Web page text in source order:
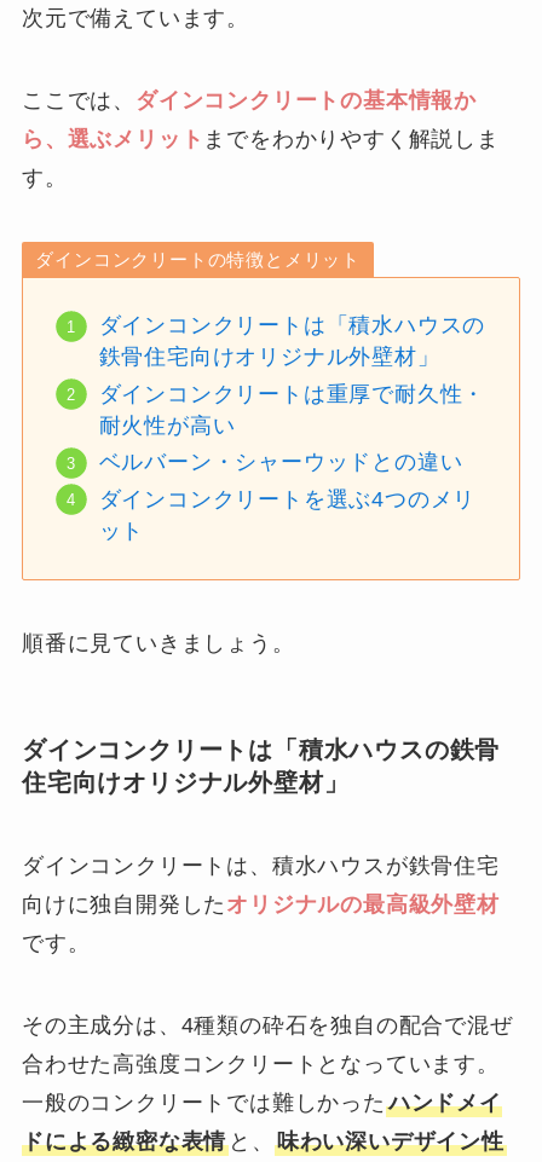
次元で備えています。
ここでは、
ダインコンクリートの基本情報か
ら、選ぶメリット までをわかりやすく解説しま
す。
ダインコンクリートの特徴とメリット
ダインコンクリートは「積水ハウスの
鉄骨住宅向けオリジナル外壁材」
ダインコンクリートは重厚で耐久性・
耐火性が高い
ベルバーン・シャーウッドとの違い
ダインコンクリートを選ぶ4つのメリ
ット
順番に見ていきましょう。
ダインコンクリートは「積水ハウスの鉄骨
住宅向けオリジナル外壁材」
ダインコンクリートは、積水ハウスが鉄骨住宅
向けに独自開発した オリジナルの最高級外壁材
です。
その主成分は、4種類の砕石を独自の配合で混ぜ
合わせた高強度コンクリートとなっています。
一般のコンクリートでは難しかった ハンドメイ
ドによる緻密な表情 と、 味わい深いデザイン性